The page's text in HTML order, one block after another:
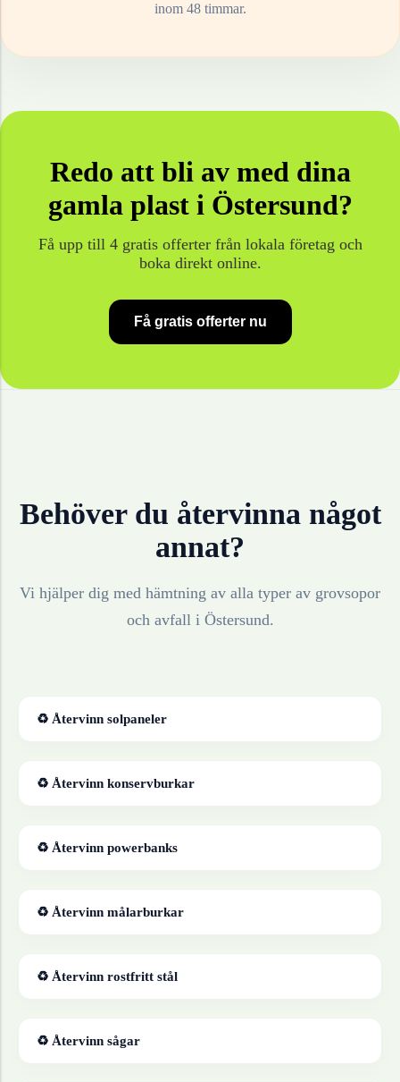
inom 48 timmar.
Redo att bli av med dina
gamla plasti Östersund?
Få upp till 4 gratis offerter från lokala företag och
boka direkt online.
Få gratis offerter nu
Behöver du återvinna något
annat?
Vi hjälper dig med hämtning av alla typer av grovsopor
och avfall i Östersund.
♻ Återvinn solpaneler
♻ Återvinn konservburkar
♻ Återvinn powerbanks
♻ Återvinn målarburkar
♻ Återvinn rostfritt stål
♻ Återvinn sågar